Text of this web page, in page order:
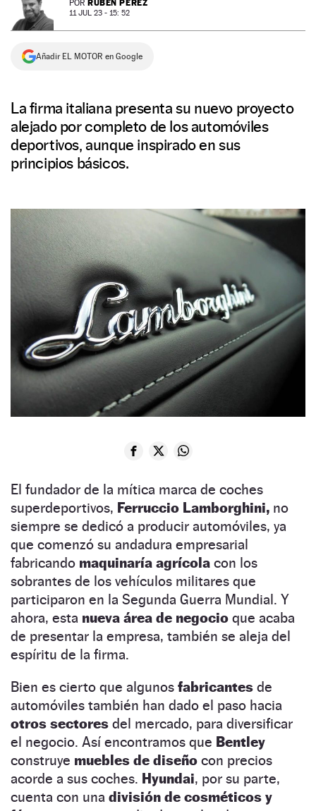
NEWSLETTER
SÍGUENOS
POR RUBÉN PÉREZ
11 JUL 23 - 15: 52
Añadir EL MOTOR en Google
La firma italiana presenta su nuevo proyecto
alejado por completo de los automóviles
deportivos, aunque inspirado en sus
principios básicos.
El fundador de la mítica marca de coches
superdeportivos, Ferruccio Lamborghini, no
siempre se dedicó a producir automóviles, ya
que comenzó su andadura empresarial
fabricando maquinaría agrícola con los
sobrantes de los vehículos militares que
participaron en la Segunda Guerra Mundial. Y
ahora, esta nueva área de negocio que acaba
de presentar la empresa, también se aleja del
espíritu de la firma.
Bien es cierto que algunos fabricantes de
automóviles también han dado el paso hacia
otros sectores del mercado, para diversificar
el negocio. Así encontramos que Bentley
construye muebles de diseño con precios
acorde a sus coches. Hyundai, por su parte,
cuenta con una división de cosméticos y